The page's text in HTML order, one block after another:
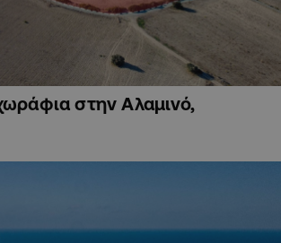
στην Αλαμινό,